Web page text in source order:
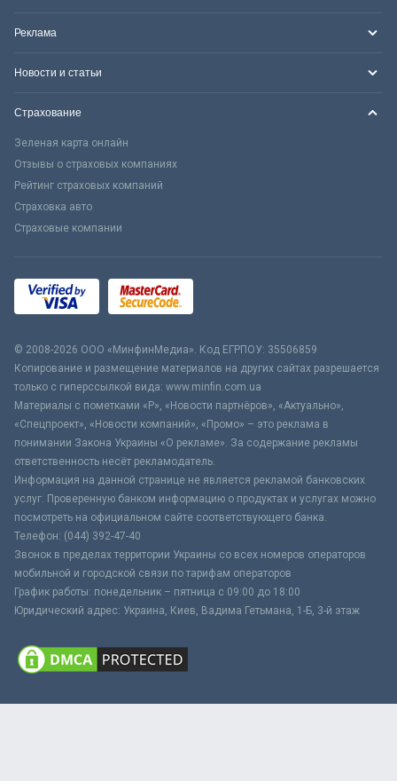
Реклама
Новости и статьи
Страхование
Зеленая карта онлайн
Отзывы о страховых компаниях
Рейтинг страховых компаний
Страховка авто
Страховые компании
© 2008-2026 ООО «МинфинМедиа». Код ЕГРПОУ: 35506859
Копирование и размещение материалов на других сайтах разрешается
только с гиперссылкой вида: www.minfin.com.ua
Материалы с пометками «Р», «Новости партнёров», «Актуально»,
«Спецпроект», «Новости компаний», «Промо» – это реклама в
понимании Закона Украины «О рекламе». За содержание рекламы
ответственность несёт рекламодатель.
Информация на данной странице не является рекламой банковских
услуг. Проверенную банком информацию о продуктах и услугах можно
посмотреть на официальном сайте соответствующего банка.
Телефон: (044) 392-47-40
Звонок в пределах территории Украины со всех номеров операторов
мобильной и городской связи по тарифам операторов
График работы: понедельник – пятница с 09:00 до 18:00
Юридический адрес: Украина, Киев, Вадима Гетьмана, 1-Б, 3-й этаж